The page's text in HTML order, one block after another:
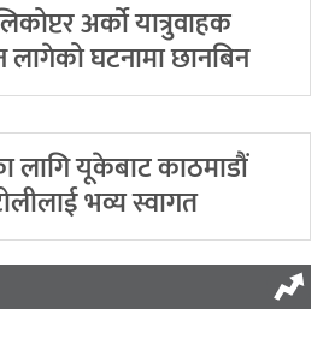
अर्को यात्रुवाहक
घटनामा छानबिन
लागि यूकेबाट काठमाडौं
भव्य स्वागत